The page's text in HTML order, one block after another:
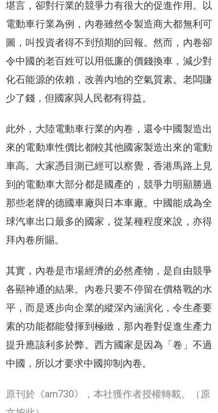
堪言，卻對行業的競爭力有很大的促進作用。以
電動車行業為例，內卷雖然令製造商大都無利可
圖，叫投資者得不到預期的回報。然而，內卷卻
令中國的老百姓可以用低廉的價錢換車，減少對
化石能源的依賴，改善內地的空氣質素。老闆賺
少了錢，但國家與人民都有得益。
此外，大陸電動車行業的內卷，還令中國製造出
來的電動車性價比都較其他國家製造出來的電動
車高。大家憑目測已經可以察覺，香港馬路上見
到的電動車大部分都是國產的，競爭力明顯勝過
那些老牌的德國車廠與日本車廠。中國能成為全
球汽車出口最多的國家，從某種程度來說，亦得
拜內卷所賜。
其實，內卷是市場經濟的必然產物，是自由競爭
各顯神通的結果。內卷只要不停留在價格戰的水
平，而是逐步向企業的縱深內涵演化，令生產要
素的功能都能發揮到極緻，那內卷對促進生產力
提升應該利多於弊。西方國家是因為「卷」不過
中國，所以才要求中國抑制內卷。
原刊於《am730》，本社獲作者授權轉載。
（原